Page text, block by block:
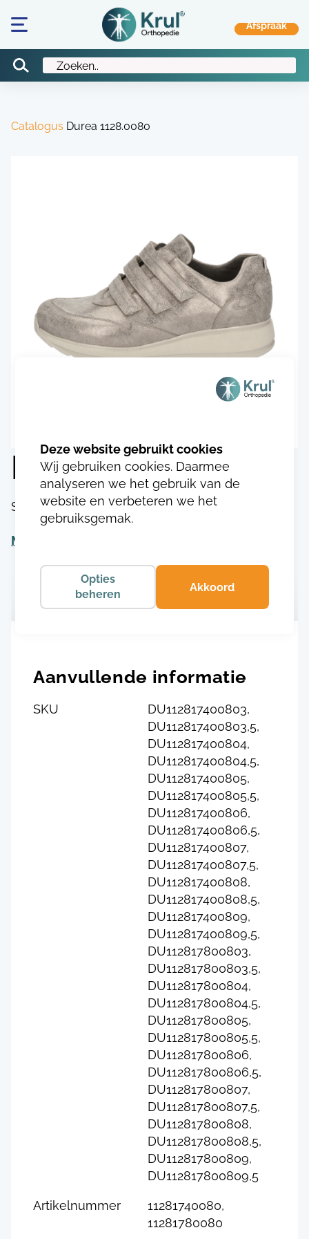
Catalogus Durea 1128.0080
Durea 1128.0080
SKU:DU112817400803
Meer informatie
Aanvullende informatie
SKU
DU112817400803,
DU112817400803,5,
DU112817400804,
DU112817400804,5,
DU112817400805,
DU112817400805,5,
DU112817400806,
DU112817400806,5,
DU112817400807,
DU112817400807,5,
DU112817400808,
DU112817400808,5,
DU112817400809,
DU112817400809,5,
DU112817800803,
DU112817800803,5,
DU112817800804,
DU112817800804,5,
DU112817800805,
DU112817800805,5,
DU112817800806,
DU112817800806,5,
DU112817800807,
DU112817800807,5,
DU112817800808,
DU112817800808,5,
DU112817800809,
DU112817800809,5
Artikelnummer
11281740080,
11281780080
Wij gebruiken cookies. Daarmee
analyseren we het gebruik van de
website en verbeteren we het
gebruiksgemak.
Opties
beheren
Akkoord